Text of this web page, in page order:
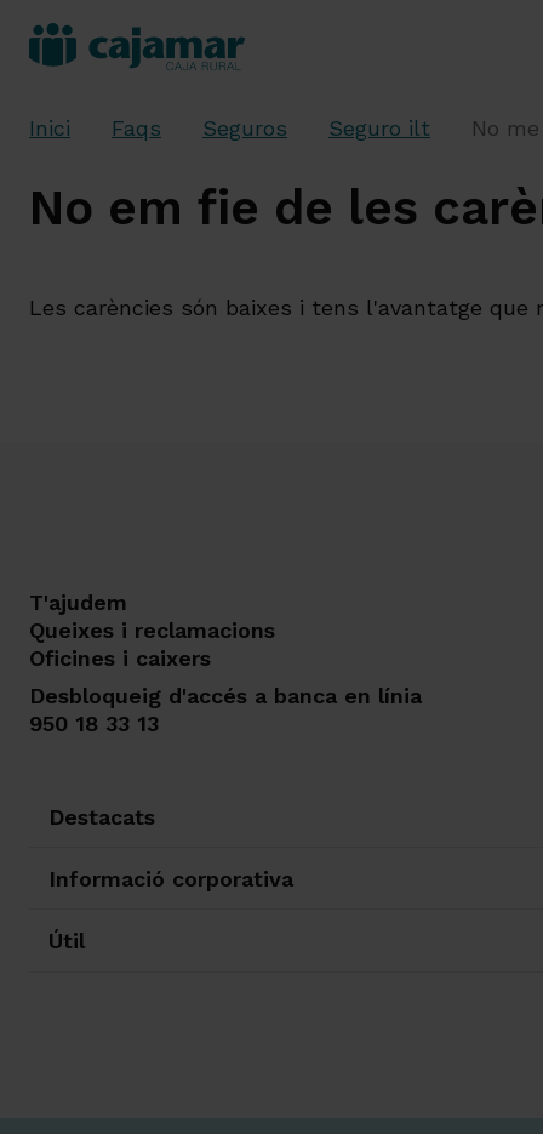
Inici Faqs Seguros Seguro ilt No
No em fie de les
Les carències són baixes i tens l'avantatge que
T'ajudem
Queixes i reclamacions
Oficines i caixers
Desbloqueig d'accés a banca en línia
950 18 33 13
Destacats
Informació corporativa
Útil